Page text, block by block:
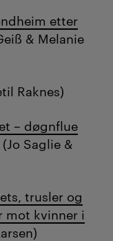
etter
& Melanie
Raknes)
– døgnflue
(Jo Saglie &
trusler og
mot kvinner i